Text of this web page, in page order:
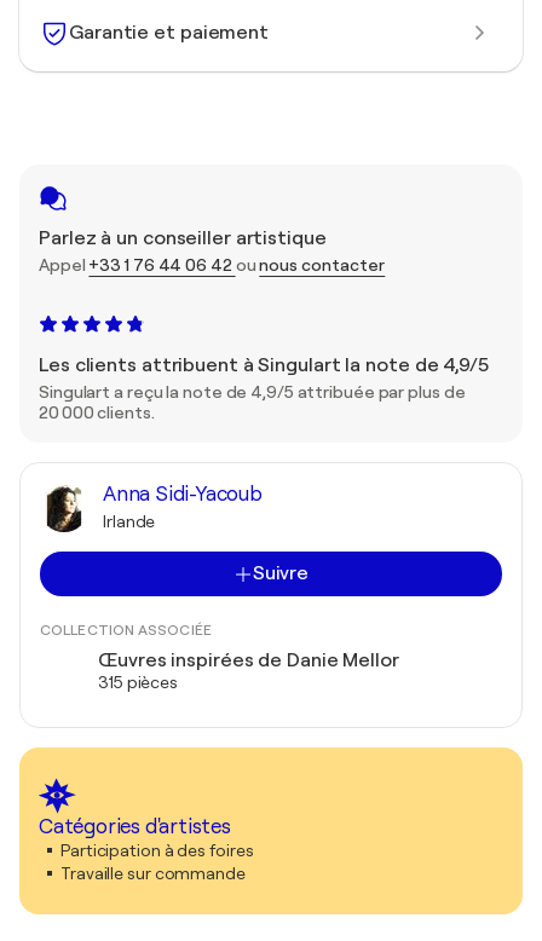
Garantie et paiement
Parlez à un conseiller artistique
Appel +33 1 76 44 06 42 ounous contacter
Les clients attribuent à Singulart la note de 4,9/5
Singulart a reçu la note de 4,9/5 attribuée par plus de
20 000 clients.
Anna Sidi-Yacoub
Irlande
Suivre
COLLECTION ASSOCIÉE
Œuvres inspirées de Danie Mellor
315 pièces
Catégories d'artistes
Participation à des foires
Travaille sur commande